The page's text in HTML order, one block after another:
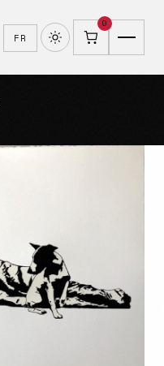
FR
0